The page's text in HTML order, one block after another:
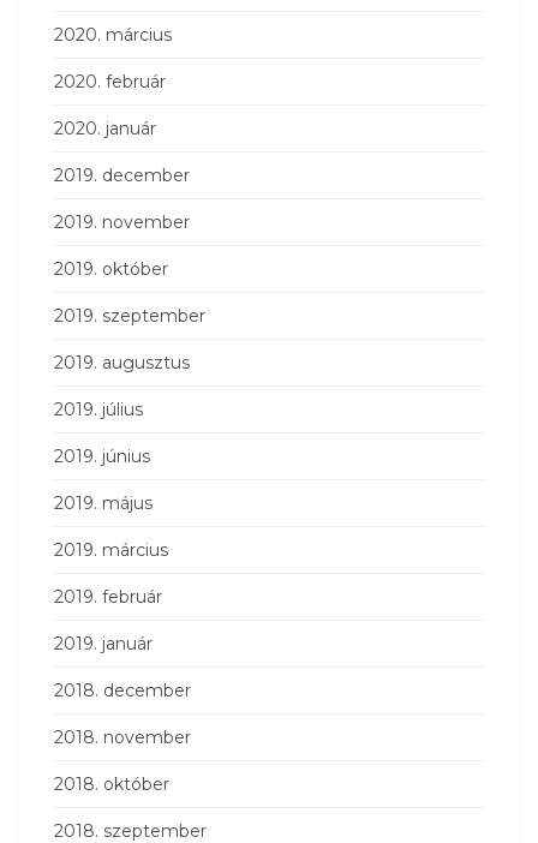
2020. március
2020. február
2020. január
2019. december
2019. november
2019. október
2019. szeptember
2019. augusztus
2019. július
2019. június
2019. május
2019. március
2019. február
2019. január
2018. december
2018. november
2018. október
2018. szeptember